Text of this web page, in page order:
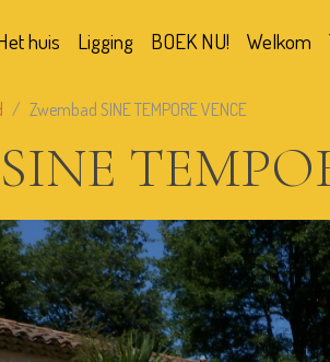
huis Ligging BOEK NU! Welkom
Zwembad SINE TEMPORE VENCE